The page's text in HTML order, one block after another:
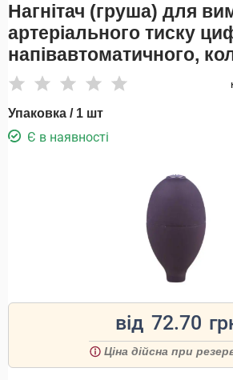
Нагнітач (груша) для
артеріального тиску
напівавтоматичного,
Упаковка / 1 шт
Є в наявності
від 72.70
Ціна дійсна при